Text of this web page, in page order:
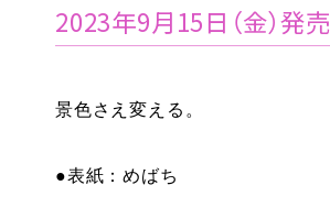
バックナンバー
2023年9月15日（金）発売
景色さえ変える。
●表紙：めばち